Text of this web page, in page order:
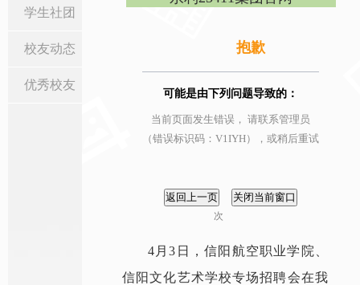
学生社团
校友动态
优秀校友
抱歉
可能是由下列问题导致的：
当前页面发生错误， 请联系管理员
（错误标识码：V1IYH），或稍后重试
次
4月3日，信阳航空职业学院、
信阳文化艺术学校专场招聘会在我